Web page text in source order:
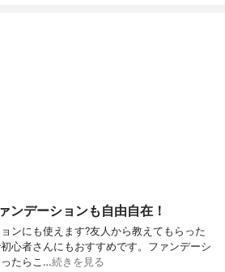
ンデーションも自由自在！
ンにも使えます?友人から教えてもらった
心者さんにもおすすめです。ファンデーシ
ったらこ…続きを見る